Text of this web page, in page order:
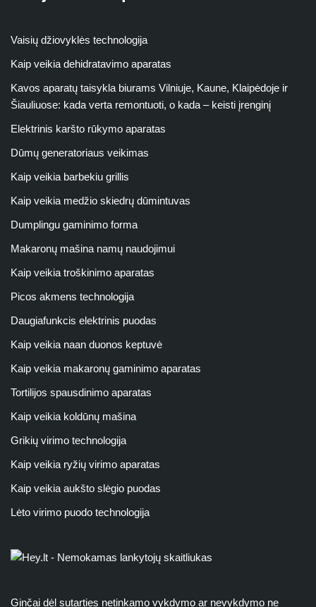
Vaisių džiovyklės technologija
Kaip veikia dehidratavimo aparatas
Kavos aparatų taisykla biurams Vilniuje, Kaune, Klaipėdoje ir
Šiauliuose: kada verta remontuoti, o kada – keisti įrenginį
Elektrinis karšto rūkymo aparatas
Dūmų generatoriaus veikimas
Kaip veikia barbekiu grillis
Kaip veikia medžio skiedrų dūmintuvas
Dumplingu gaminimo forma
Makaronų mašina namų naudojimui
Kaip veikia troškinimo aparatas
Picos akmens technologija
Daugiafunkcis elektrinis puodas
Kaip veikia naan duonos keptuvė
Kaip veikia makaronų gaminimo aparatas
Tortilijos spausdinimo aparatas
Kaip veikia koldūnų mašina
Grikių virimo technologija
Kaip veikia ryžių virimo aparatas
Kaip veikia aukšto slėgio puodas
Lėto virimo puodo technologija
Ginčai dėl sutarties netinkamo vykdymo ar nevykdymo ne